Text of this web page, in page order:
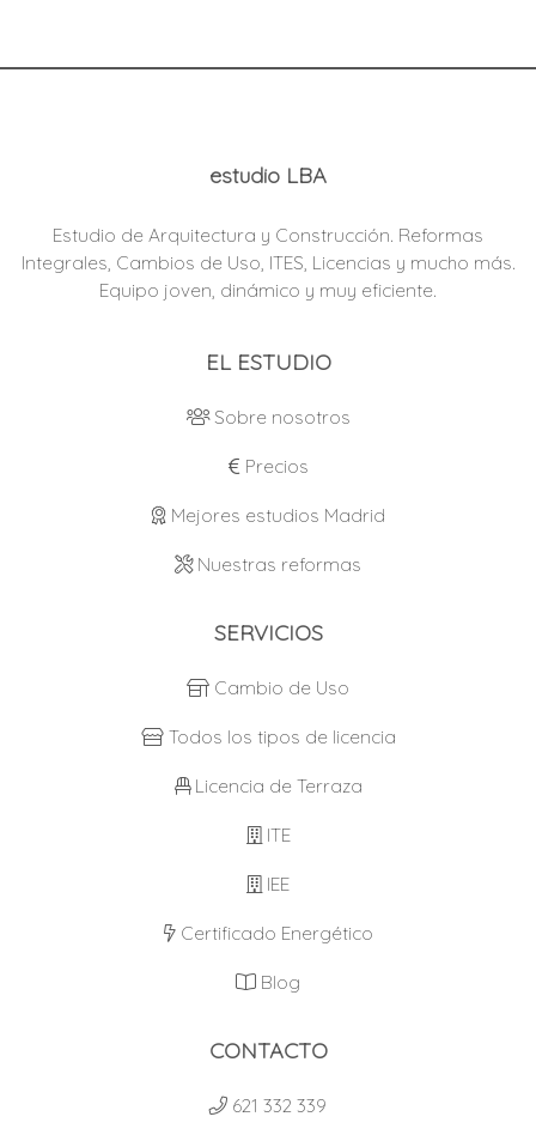
estudio LBA
Estudio de Arquitectura y Construcción. Reformas
Integrales, Cambios de Uso, ITES, Licencias y mucho más.
Equipo joven, dinámico y muy eficiente.
EL ESTUDIO
Sobre nosotros
Precios
Mejores estudios Madrid
Nuestras reformas
SERVICIOS
Cambio de Uso
Todos los tipos de licencia
Licencia de Terraza
ITE
IEE
Certificado Energético
Blog
CONTACTO
621 332 339